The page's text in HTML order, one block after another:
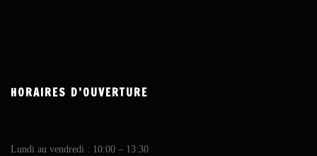
HORAIRES D’OUVERTURE
Lundi au vendredi : 10:00 – 13:30